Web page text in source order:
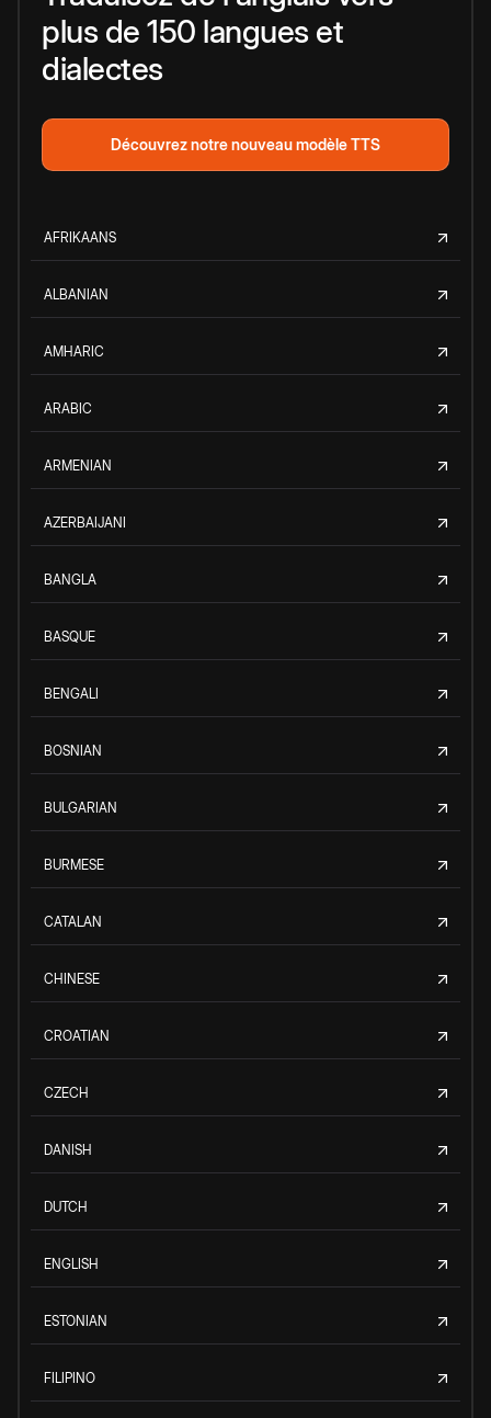
plus de 150 langues et
dialectes
Découvrez notre nouveau modèle TTS
AFRIKAANS
ALBANIAN
AMHARIC
ARABIC
ARMENIAN
AZERBAIJANI
BANGLA
BASQUE
BENGALI
BOSNIAN
BULGARIAN
BURMESE
CATALAN
CHINESE
CROATIAN
CZECH
DANISH
DUTCH
ENGLISH
ESTONIAN
FILIPINO